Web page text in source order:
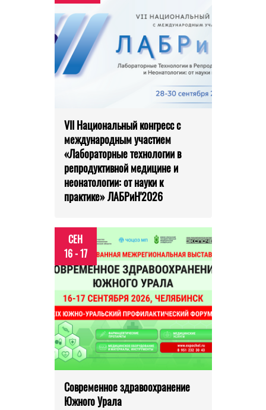
VII Национальный конгресс с
международным участием
«Лабораторные технологии в
репродуктивной медицине и
неонатологии: от науки к
практике» ЛАБРиН'2026
СЕН
16 - 17
Современное здравоохранение
Южного Урала